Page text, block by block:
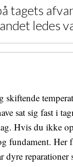
tagets
ledes
sat sig fast i
Hvis du ikke
fundament. Her
reparationer